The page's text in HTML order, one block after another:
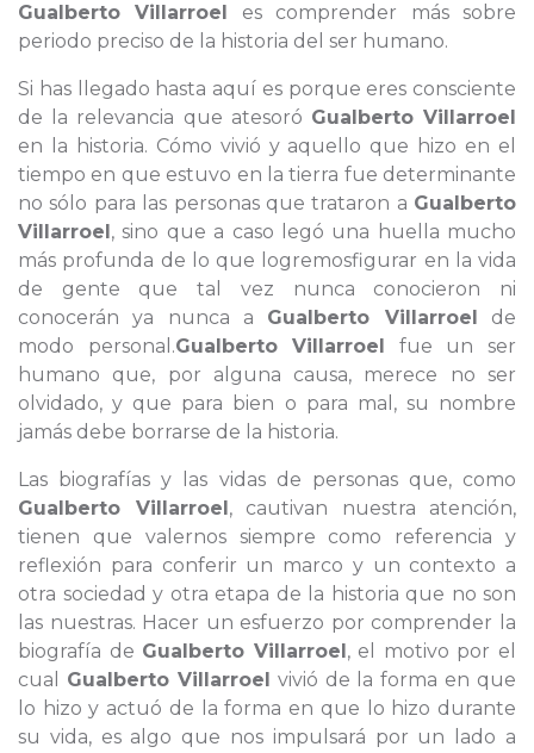
Gualberto Villarroel es comprender más sobre
periodo preciso de la historia del ser humano.
Si has llegado hasta aquí es porque eres consciente
de la relevancia que atesoró Gualberto Villarroel
en la historia. Cómo vivió y aquello que hizo en el
tiempo en que estuvo en la tierra fue determinante
no sólo para las personas que trataron a Gualberto
Villarroel, sino que a caso legó una huella mucho
más profunda de lo que logremosfigurar en la vida
de gente que tal vez nunca conocieron ni
conocerán ya nunca a Gualberto Villarroel de
modo personal.Gualberto Villarroel fue un ser
humano que, por alguna causa, merece no ser
olvidado, y que para bien o para mal, su nombre
jamás debe borrarse de la historia.
Las biografías y las vidas de personas que, como
Gualberto Villarroel, cautivan nuestra atención,
tienen que valernos siempre como referencia y
reflexión para conferir un marco y un contexto a
otra sociedad y otra etapa de la historia que no son
las nuestras. Hacer un esfuerzo por comprender la
biografía de Gualberto Villarroel, el motivo por el
cual Gualberto Villarroel vivió de la forma en que
lo hizo y actuó de la forma en que lo hizo durante
su vida, es algo que nos impulsará por un lado a